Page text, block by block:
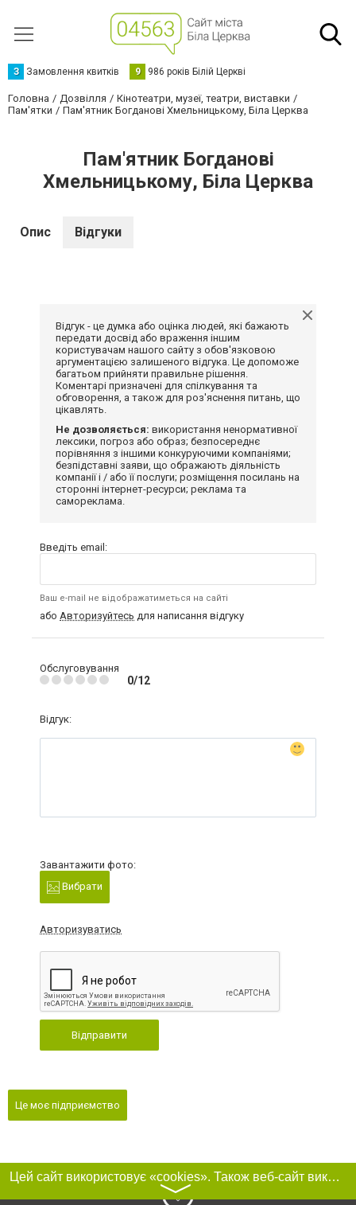
З Замовлення квитків 9 986 років Білій Церкві
Головна Дозвілля
Кінотеатри, музеї, театри, виставки
Пам'ятки
Пам'ятник Богданові Хмельницькому, Біла Церква
Пам'ятник Богданові
Хмельницькому, Біла Церква
Опис Відгуки
Відгук - це думка або оцінка людей, які бажають
передати досвід або враження іншим
користувачам нашого сайту з обов'язковою
аргументацією залишеного відгука. Це допоможе
багатьом прийняти правильне рішення.
Коментарі призначені для спілкування та
обговорення, а також для роз'яснення питань, що
цікавлять.
Не дозволяється: використання ненормативної
лексики, погроз або образ; безпосереднє
порівняння з іншими конкуруючими компаніями;
безпідставні заяви, що ображають діяльність
компанії і / або її послуги; розміщення посилань на
сторонні інтернет-ресурси; реклама та
самореклама.
Введіть email:
Ваш e-mail не відображатиметься на сайті
або Авторизуйтесь для написання відгуку
Обслуговування
0/12
Відгук:
Завантажити фото:
Вибрати
Авторизуватись
Відправити
Це моє підприємство
Цей сайт використовує «cookies». Також веб-сайт використовує інтернет-сервіс для збору технічних даних стосовно відвідувачів з метою отримання маркетингової та статистичної інформації. Умови обробки даних відвідувачів сайту див.
〉